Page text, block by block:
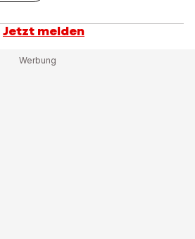
Jetzt melden